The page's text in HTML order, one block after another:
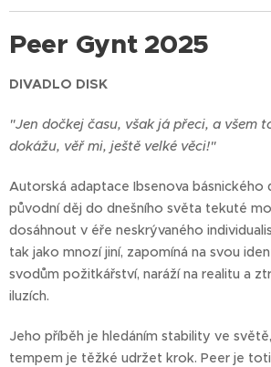
Peer Gynt 2025
DIVADLO DISK
"Jen dočkej času, však já přeci, a všem
dokážu, věř mi, ještě velké věci!"
Autorská adaptace Ibsenova básnického
původní děj do dnešního světa tekuté
dosáhnout v éře neskrývaného
tak jako mnozí jiní, zapomíná na svou
svodům požitkářství, naráží na realitu a
iluzích.
Jeho příběh je hledáním stability ve
tempem je těžké udržet krok. Peer je